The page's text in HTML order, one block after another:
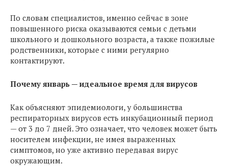
По словам специалистов, именно сейчас в зоне
повышенного риска оказываются семьи с детьми
школьного и дошкольного возраста, а также пожилые
родственники, которые с ними регулярно
контактируют.
Почему январь — идеальное время для вирусов
Как объясняют эпидемиологи, у большинства
респираторных вирусов есть инкубационный период
— от 3 до 7 дней. Это означает, что человек может быть
носителем инфекции, не имея выраженных
симптомов, но уже активно передавая вирус
окружающим.